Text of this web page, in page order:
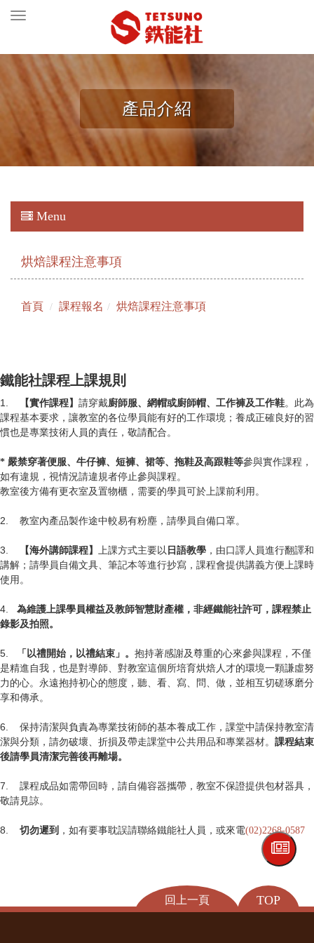
Toggle
產品介紹
Menu
烘焙課程注意事項
首頁 課程報名 烘焙課程注意事項
鐵能社課程上課規則
1. 【實作課程】 請穿戴廚師服、網帽或廚師帽、工作褲及工作鞋。此為
課程基本要求，讓教室的各位學員能有好的工作環境；養成正確良好的習
慣也是專業技術人員的責任，敬請配合。
* 嚴禁穿著便服、牛仔褲、短褲、裙等、拖鞋及高跟鞋等參與實作課程，
如有違規，視情況請違規者停止參與課程。
教室後方備有更衣室及置物櫃，需要的學員可於上課前利用。
2. 教室內產品製作途中較易有粉塵，請學員自備口罩。
3. 【海外講師課程】 上課方式主要以 日語教學 ，由口譯人員進行翻譯和
講解；請學員自備文具、筆記本等進行抄寫，課程會提供講義方便上課時
使用。
4. 為維護上課學員權益及教師智慧財產權，非經鐵能社許可，課程禁止
錄影及拍照。
5. 「以禮開始，以禮結束」。 抱持著感謝及尊重的心來參與課程，不僅
是精進自我，也是對導師、對教室這個所培育烘焙人才的環境一顆謙虛努
力的心。永遠抱持初心的態度，聽、看、寫、問、做，並相互切磋琢磨分
享和傳承。
6. 保持清潔與負責為專業技術師的基本養成工作，課堂中請保持教室清
潔與分類，請勿破壞、折損及帶走課堂中公共用品和專業器材。 課程結束
後請學員清潔完善後再離場。
7. 課程成品如需帶回時，請自備容器攜帶，教室不保證提供包材器具，
敬請見諒。
8. 切勿遲到 ，如有要事耽誤請聯絡鐵能社人員，或來電(02)2268-0587
TOP
回上一頁